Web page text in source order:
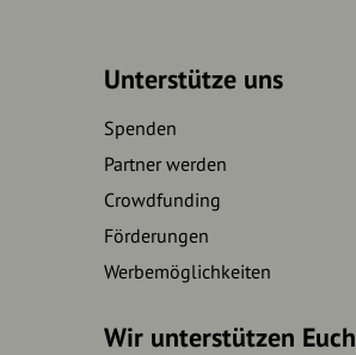
Unterstütze uns
Spenden
Partner werden
Crowdfunding
Förderungen
Werbemöglichkeiten
Wir unterstützen Euch